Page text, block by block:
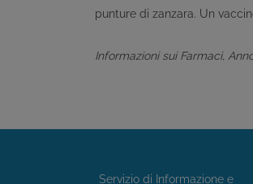
punture di zanzara. Un
Informazioni sui Farmaci,
Servizio di Informazione e